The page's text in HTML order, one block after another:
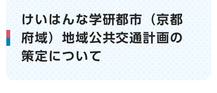
けいはんな学研都市（京都
府域）地域公共交通計画の
策定について